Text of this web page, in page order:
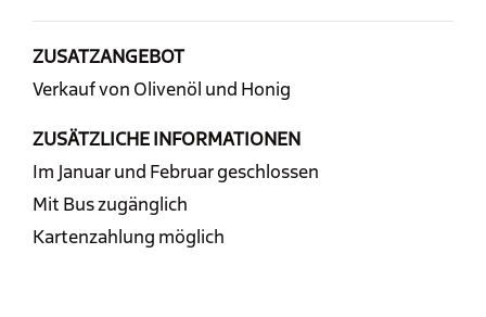
ZUSATZANGEBOT
Verkauf von Olivenöl und Honig
ZUSÄTZLICHE INFORMATIONEN
Im Januar und Februar geschlossen
Mit Bus zugänglich
Kartenzahlung möglich